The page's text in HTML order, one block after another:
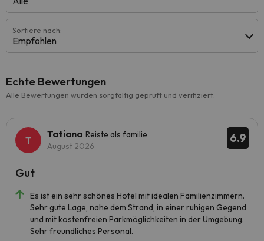
Sortiere nach:
Empfohlen
Echte Bewertungen
Alle Bewertungen wurden sorgfältig geprüft und verifiziert.
6.9
Tatiana Reiste als familie
August 2026
Es ist ein sehr schönes Hotel mit idealen Familienzimmern.
Sehr gute Lage, nahe dem Strand, in einer ruhigen Gegend
und mit kostenfreien Parkmöglichkeiten in der Umgebung.
Sehr freundliches Personal.
Gut